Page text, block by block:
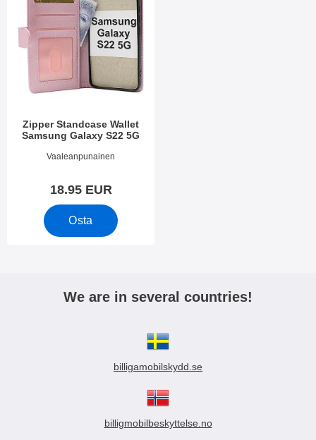
Zipper Standcase Wallet
Samsung Galaxy S22 5G
Tuote.nro 43189
Vaaleanpunainen
18.95 EUR
Osta
We are in several countries!
billigamobilskydd.se
billigmobilbeskyttelse.no